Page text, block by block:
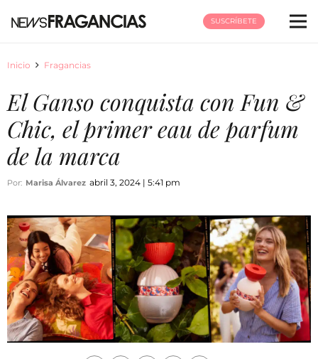
SUSCRÍBETE
Inicio Fragancias
El Ganso conquista con Fun &
Chic, el primer eau de parfum
de la marca
Por: Marisa Álvarez abril 3, 2024 | 5:41 pm